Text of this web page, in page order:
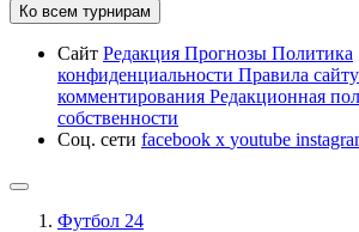
Ко всем турнирам
Сайт Редакция Прогнозы Политика
конфиденциальности Правила сайту
комментирования Редакционная
собственности
Соц. сети facebook x youtube
Футбол 24